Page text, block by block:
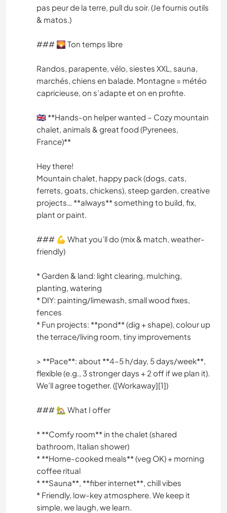
pas peur de la terre, pull du soir. (Je fournis outils
& matos.)
### 🌄 Ton temps libre
Randos, parapente, vélo, siestes XXL, sauna,
marchés, chiens en balade. Montagne = météo
capricieuse, on s’adapte et on en profite.
🇬🇧 **Hands-on helper wanted – Cozy mountain
chalet, animals & great food (Pyrenees,
France)**
Hey there!
Mountain chalet, happy pack (dogs, cats,
ferrets, goats, chickens), steep garden, creative
projects… **always** something to build, fix,
plant or paint.
### 💪 What you’ll do (mix & match, weather-
friendly)
* Garden & land: light clearing, mulching,
planting, watering
* DIY: painting/limewash, small wood fixes,
fences
* Fun projects: **pond** (dig + shape), colour up
the terrace/living room, tiny improvements
> **Pace**: about **4–5 h/day, 5 days/week**,
flexible (e.g., 3 stronger days + 2 off if we plan it).
We’ll agree together. ([Workaway][1])
### 🏡 What I offer
* **Comfy room** in the chalet (shared
bathroom, Italian shower)
* **Home-cooked meals** (veg OK) + morning
coffee ritual
* **Sauna**, **fiber internet**, chill vibes
* Friendly, low-key atmosphere. We keep it
simple, we laugh, we learn.